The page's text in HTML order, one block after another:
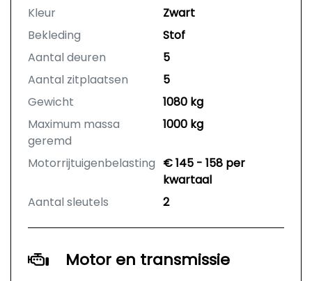
Kleur
Zwart
Bekleding
Stof
Aantal deuren
5
Aantal zitplaatsen
5
Gewicht
1080 kg
Maximum massa
geremd
1000 kg
Motorrijtuigenbelasting € 145 - 158 per
kwartaal
Aantal sleutels
2
Motor en transmissie